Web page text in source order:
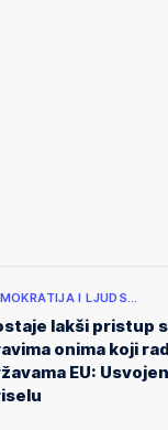
I LJUDS…
lakši pristup
onima koji
EU: